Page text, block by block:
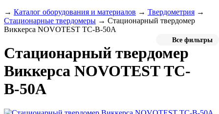
→ Каталог оборудования и материалов → Твердометрия →
Стационарные твердомеры → Стационарный твердомер
Виккерса NOVOTEST ТС-В-50А
Все фильтры
Стационарный твердомер
Виккерса NOVOTEST ТС-
В-50А